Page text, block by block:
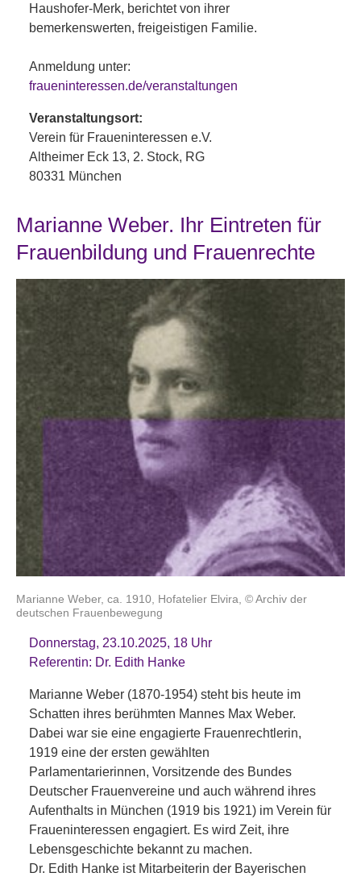
Haushofer-Merk, berichtet von ihrer
bemerkenswerten, freigeistigen Familie.
Anmeldung unter:
fraueninteressen.de/veranstaltungen
Veranstaltungsort:
Verein für Fraueninteressen e.V.
Altheimer Eck 13, 2. Stock, RG
80331 München
Marianne Weber. Ihr Eintreten für
Frauenbildung und Frauenrechte
Marianne Weber, ca. 1910, Hofatelier Elvira, © Archiv der
deutschen Frauenbewegung
Donnerstag, 23.10.2025, 18 Uhr
Referentin: Dr. Edith Hanke
Marianne Weber (1870-1954) steht bis heute im
Schatten ihres berühmten Mannes Max Weber.
Dabei war sie eine engagierte Frauenrechtlerin,
1919 eine der ersten gewählten
Parlamentarierinnen, Vorsitzende des Bundes
Deutscher Frauenvereine und auch während ihres
Aufenthalts in München (1919 bis 1921) im Verein für
Fraueninteressen engagiert. Es wird Zeit, ihre
Lebensgeschichte bekannt zu machen.
Dr. Edith Hanke ist Mitarbeiterin der Bayerischen